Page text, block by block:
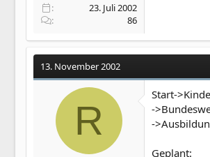
23. Juli 2002
86
13. November 2002
R
Start-
-
-
Geplant: